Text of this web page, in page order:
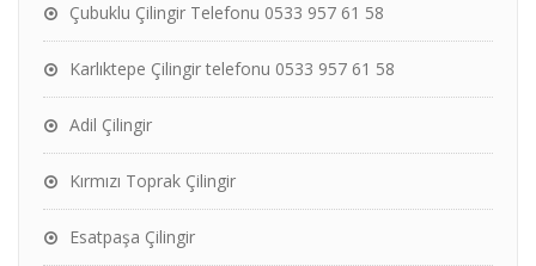
Çubuklu Çilingir Telefonu 0533 957 61 58
Karlıktepe Çilingir telefonu 0533 957 61 58
Adil Çilingir
Kırmızı Toprak Çilingir
Esatpaşa Çilingir